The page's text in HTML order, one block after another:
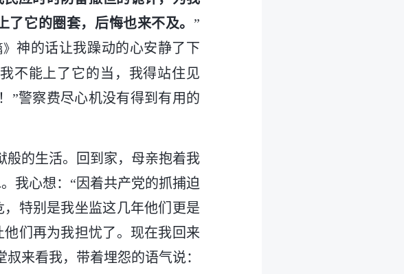
它的圈套，后悔也来不及。 ”
神的话让我躁动的心安静了下
不能上了它的当，我得站住见
”警察费尽心机没有得到有用的
般的生活。回到家，母亲抱着我
我心想：“因着共产党的抓捕迫
特别是我坐监这几年他们更是
们再为我担忧了。现在我回来
来看我，带着埋怨的语气说：